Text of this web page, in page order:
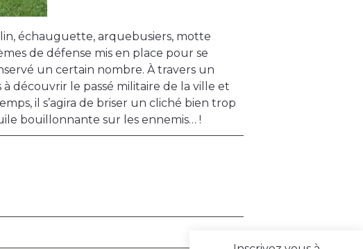
échauguette, arquebusiers, motte
de défense mis en place pour se
un certain nombre. À travers un
découvrir le passé militaire de la ville et
il s’agira de briser un cliché bien trop
bouillonnante sur les ennemis… !